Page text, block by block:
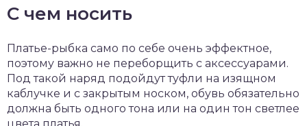
С чем носить
Платье-рыбка само по себе очень эффектное,
поэтому важно не переборщить с аксессуарами.
Под такой наряд подойдут туфли на изящном
каблучке и с закрытым носком, обувь обязательно
должна быть одного тона или на один тон светлее
цвета платья.